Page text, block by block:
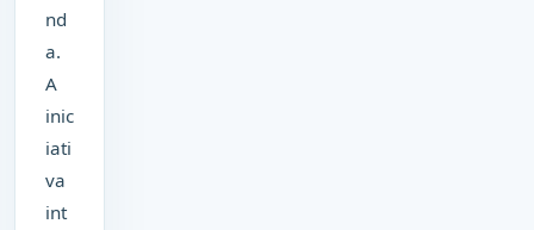
nd
a.
A
inic
iati
va
int